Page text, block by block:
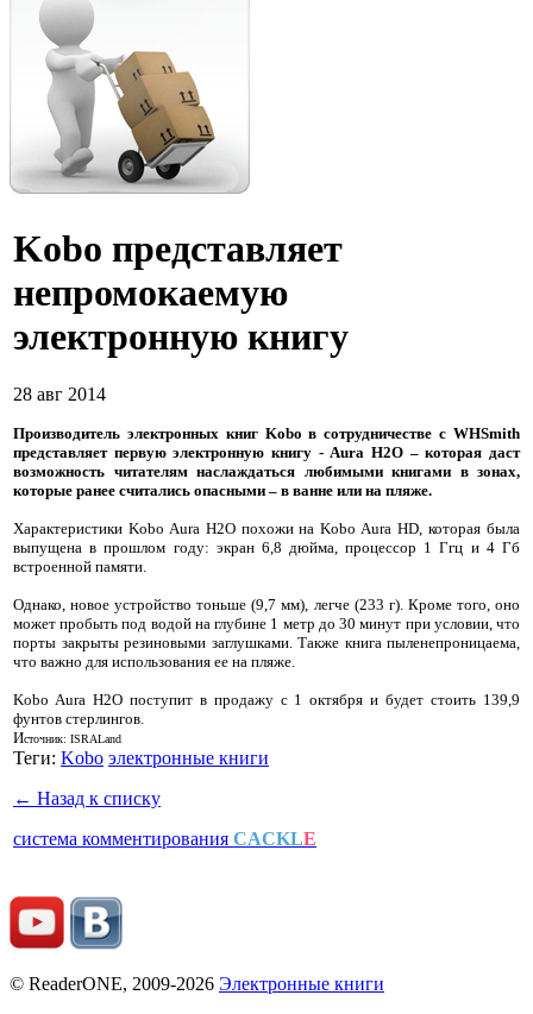
Kobo представляет
непромокаемую
электронную книгу
28 авг 2014
Производитель электронных книг Kobo в сотрудничестве с WHSmith
представляет первую электронную книгу - Aura H2O – которая даст
возможность читателям наслаждаться любимыми книгами в зонах,
которые ранее считались опасными – в ванне или на пляже.
Характеристики Kobo Aura H2O похожи на Kobo Aura HD, которая была
выпущена в прошлом году: экран 6,8 дюйма, процессор 1 Ггц и 4 Гб
встроенной памяти.
Однако, новое устройство тоньше (9,7 мм), легче (233 г). Кроме того, оно
может пробыть под водой на глубине 1 метр до 30 минут при условии, что
порты закрыты резиновыми заглушками. Также книга пыленепроницаема,
что важно для использования ее на пляже.
Kobo Aura H2O поступит в продажу с 1 октября и будет стоить 139,9
фунтов стерлингов.
Источник: ISRALand
Теги: Kobo электронные книги
← Назад к списку
система комментирования CACKLE
© ReaderONE, 2009-2026 Электронные книги